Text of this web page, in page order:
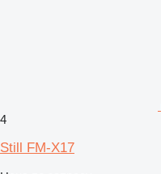
4
Still FM-X17